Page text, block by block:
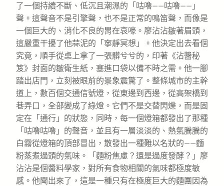
了一個持續不斷、低沉且潮濕的「咕嚕——咕嚕——」
聲。這聲音不是引擎聲，也不是正常的鳴笛聲，而像是
一個巨大的、消化不良的胃在哀嚎。廖沾沾皺著眉頭，
這嚴重干擾了他蒜泥的「寧靜冥想」。他決定出去看個
究竟，順手從桌上拿了一張髒兮兮的，印著《沾醬秘
笈》封面的皺衛生紙，塞進口袋以備不時之需。他一腳
踏出店門，立刻被眼前的景象震驚了。整條城市的主幹
道上，數百個交通信號燈，從東邊到西邊，從高架橋到
巷弄口，全部變成了綠燈。它們不是交替閃爍，而是固
定在「通行」的狀態，同時，每一個燈箱都發出了那種
「咕嚕咕嚕」的聲音，並且有一層淡淡的、熱氣騰騰的
白霧從燈箱的頂部冒出，散發出一種難以名狀的——麵
粉蒸煮過頭的氣味。「麵粉焦慮？還是過度發酵？」廖
沾沾是個醬料學家，對所有食物相關的氣味都極度敏
感。他聞出來了，這是一種只有在極度巨大的麵團因為